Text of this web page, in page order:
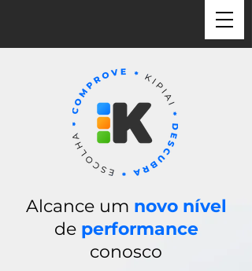
Alcance um novo nível
de performance
conosco